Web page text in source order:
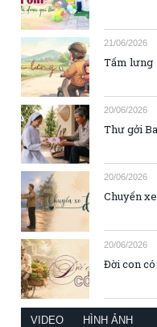
21/06/2026
Tấm lưng
20/06/2026
Thư gởi Ba
20/06/2026
Chuyến
20/06/2026
Đời con có
VIDEO HÌNH ẢNH